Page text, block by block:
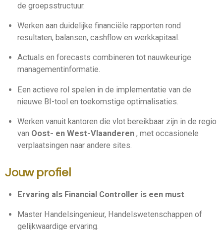
de groepsstructuur.
Werken aan duidelijke financiële rapporten rond
resultaten, balansen, cashflow en werkkapitaal.
Actuals en forecasts combineren tot nauwkeurige
managementinformatie.
Een actieve rol spelen in de implementatie van de
nieuwe BI-tool en toekomstige optimalisaties.
Werken vanuit kantoren die vlot bereikbaar zijn in de regio
van Oost- en West-Vlaanderen, met occasionele
verplaatsingen naar andere sites.
Jouw profiel
Ervaring als Financial Controller is een must
Master Handelsingenieur, Handelswetenschappen of
gelijkwaardige ervaring.